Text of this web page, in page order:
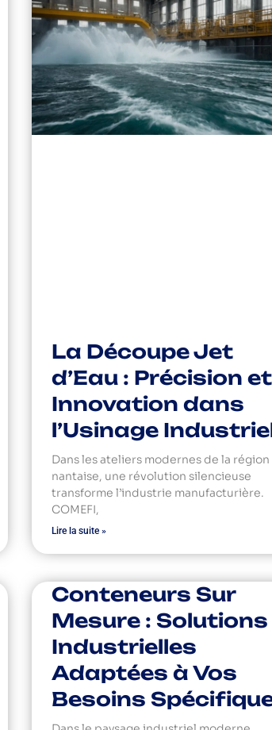
La Découpe Jet
d’Eau : Précision et
Innovation dans
l’Usinage
Dans les ateliers modernes de la région
nantaise, une révolution silencieuse
transforme l’industrie manufacturière.
COMEFI,
Lire la suite »
Conteneurs Sur
Mesure : Solutions
Industrielles
Adaptées à Vos
Besoins